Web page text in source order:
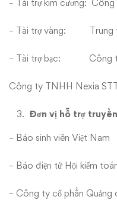
– Tài trợ kim cương:
– Tài trợ vàng: Trung
– Tài trợ bạc: Công ty
Công ty TNHH Nexia
Đơn vị hỗ trợ
– Báo sinh viên Việt Nam
– Báo điện tử Hội kiểm
– Công ty cổ phần